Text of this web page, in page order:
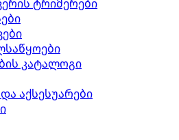
ტრიმერები
კატალოგი
აქსესუარები